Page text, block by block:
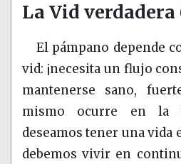
La Vid verdadera
El pámpano depende
vid: ¡necesita un flujo
mantenerse sano,
mismo ocurre en la
deseamos tener una vida
debemos vivir en